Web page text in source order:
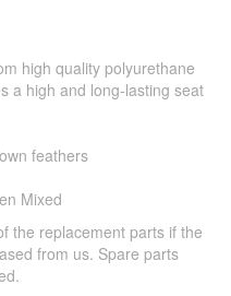
high quality polyurethane
a high and long-lasting seat
feathers
Mixed
the replacement parts if the
from us. Spare parts